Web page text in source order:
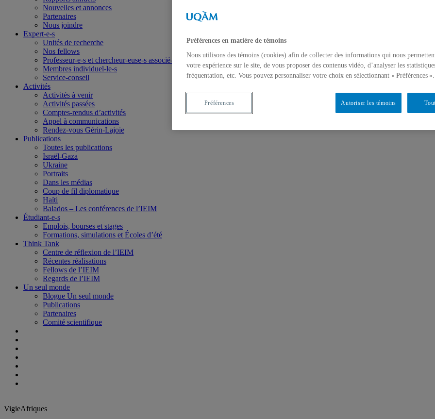
Nouvelles et annonces
Partenaires
Nous joindre
Expert-e-s
Unités de recherche
Nos fellows
Professeur-e-s et chercheur-euse-s associé-e-s
Membres individuel-le-s
Service-conseil
Activités
Activités à venir
Activités passées
Comptes-rendus d’activités
Appel à communications
Rendez-vous Gérin-Lajoie
Publications
Toutes les publications
Israël-Gaza
Ukraine
Portraits
Dans les médias
Coup de fil diplomatique
Haïti
Balados – Les conférences de l’IEIM
Étudiant-e-s
Emplois, bourses et stages
Formations, simulations et Écoles d’été
Think Tank
Centre de réflexion de l’IEIM
Récentes réalisations
Fellows de l’IEIM
Regards de l’IEIM
Un seul monde
Blogue Un seul monde
Publications
Partenaires
Comité scientifique
VigieAfriques
Préférences en matière de témoins
Nous utilisons des témoins (cookies) afin de collecter des informations qui nous
votre expérience sur le site, de vous proposer des contenus vidéo, d’analyser les
fréquentation, etc. Vous pouvez personnaliser votre choix en sélectionnant « Préférences ».
Autoriser les témoins
Préférences